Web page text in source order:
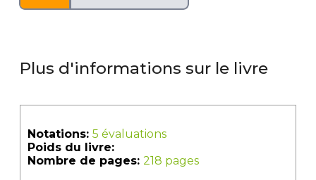
Plus d'informations sur le livre
Notations: 5 évaluations
Poids du livre:
Nombre de pages: 218 pages